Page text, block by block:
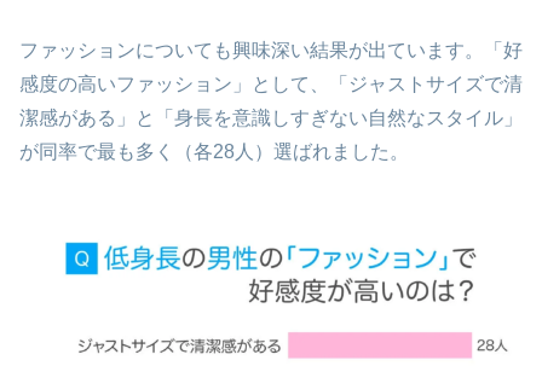
ファッションについても興味深い結果が出ています。「好
感度の高いファッション」として、「ジャストサイズで清
潔感がある」と「身長を意識しすぎない自然なスタイル」
が同率で最も多く（各28人）選ばれました。